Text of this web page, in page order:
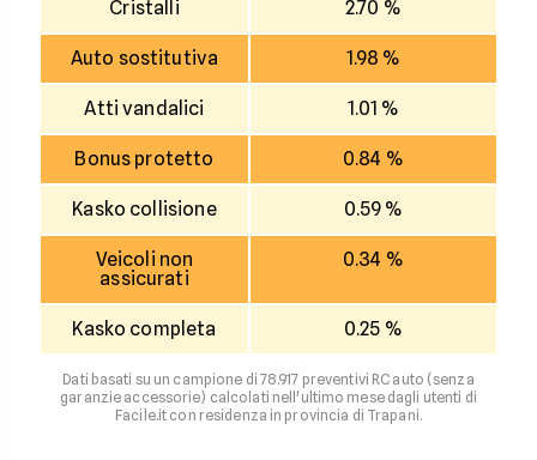
Cristalli 2.70 %
Auto sostitutiva 1.98 %
Atti vandalici 1.01 %
Bonus protetto 0.84 %
Kasko collisione 0.59 %
Veicoli non
assicurati
0.34 %
Kasko completa 0.25 %
Dati basati su un campione di 78.917 preventivi RC auto (senza
garanzie accessorie) calcolati nell'ultimo mese dagli utenti di
Facile.it con residenza in provincia di Trapani.